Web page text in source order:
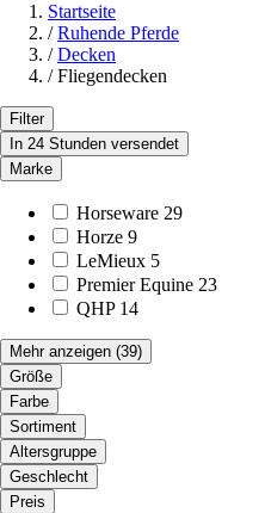
Startseite
/ Ruhende Pferde
/ Decken
/ Fliegendecken
Filter
In 24 Stunden versendet
Marke
Horseware 29
Horze 9
LeMieux 5
Premier Equine 23
QHP 14
Mehr anzeigen (39)
Größe
Farbe
Sortiment
Altersgruppe
Geschlecht
Preis